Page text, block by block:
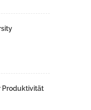
Produktivität